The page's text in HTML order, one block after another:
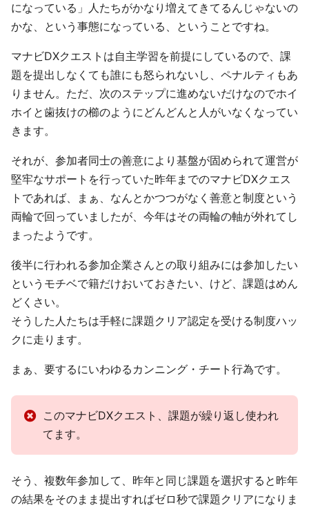
になっている」人たちがかなり増えてきてるんじゃないの
かな、という事態になっている、ということですね。
マナビDXクエストは自主学習を前提にしているので、課
題を提出しなくても誰にも怒られないし、ペナルティもあ
りません。ただ、次のステップに進めないだけなのでホイ
ホイと歯抜けの櫛のようにどんどんと人がいなくなってい
きます。
それが、参加者同士の善意により基盤が固められて運営が
堅牢なサポートを行っていた昨年までのマナビDXクエス
トであれば、まぁ、なんとかつつがなく善意と制度という
両輪で回っていましたが、今年はその両輪の軸が外れてし
まったようです。
後半に行われる参加企業さんとの取り組みには参加したい
というモチベで籍だけおいておきたい、けど、課題はめん
どくさい。
そうした人たちは手軽に課題クリア認定を受ける制度ハッ
クに走ります。
まぁ、要するにいわゆるカンニング・チート行為です。
このマナビDXクエスト、課題が繰り返し使われ
てます。
そう、複数年参加して、昨年と同じ課題を選択すると昨年
の結果をそのまま提出すればゼロ秒で課題クリアになりま